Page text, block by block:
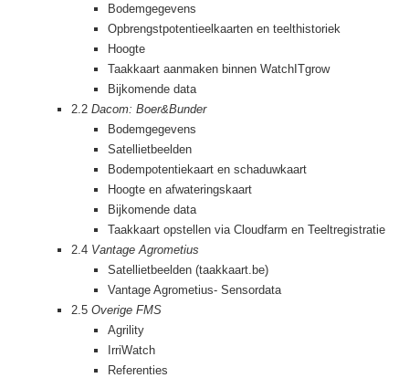
Bodemgegevens
Opbrengstpotentieelkaarten en teelthistoriek
Hoogte
Taakkaart aanmaken binnen WatchITgrow
Bijkomende data
2.2 Dacom: Boer&Bunder
Bodemgegevens
Satellietbeelden
Bodempotentiekaart en schaduwkaart
Hoogte en afwateringskaart
Bijkomende data
Taakkaart opstellen via Cloudfarm en Teeltregistratie
2.4 Vantage Agrometius
Satellietbeelden (taakkaart.be)
Vantage Agrometius- Sensordata
2.5 Overige FMS
Agrility
IrriWatch
Referenties